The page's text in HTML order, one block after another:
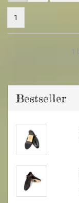
1
Bestseller